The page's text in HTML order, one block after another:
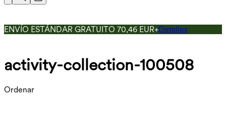
ENVÍO ESTÁNDAR GRATUITO 70,46 EUR+Detalles
activity-collection-100508
Ordenar